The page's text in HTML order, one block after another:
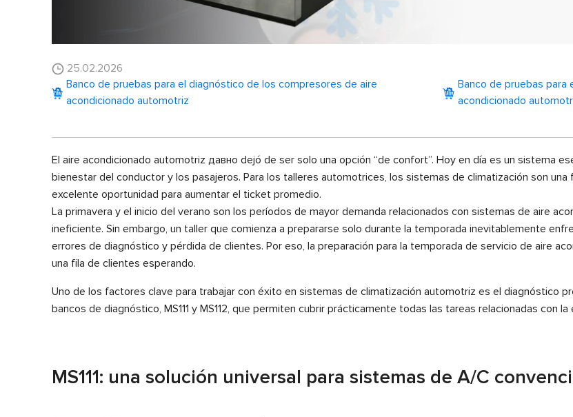
25.02.2026
Banco de pruebas para el diagnóstico de los compresores de aire
acondicionado automotriz
Banco de pruebas
acondicionado
El aire acondicionado automotriz давно dejó de ser solo una opción “de confort”. Hoy en día es un sistema
bienestar del conductor y los pasajeros. Para los talleres automotrices, los sistemas de climatización son
excelente oportunidad para aumentar el ticket promedio.
La primavera y el inicio del verano son los períodos de mayor demanda relacionados con sistemas de aire
ineficiente. Sin embargo, un taller que comienza a prepararse solo durante la temporada inevitablemente
errores de diagnóstico y pérdida de clientes. Por eso, la preparación para la temporada de servicio de aire
una fila de clientes esperando.
Uno de los factores clave para trabajar con éxito en sistemas de climatización automotriz es el diagnóstico
bancos de diagnóstico, MS111 y MS112, que permiten cubrir prácticamente todas las tareas relacionadas con
MS111: una solución universal para sistemas de A/C